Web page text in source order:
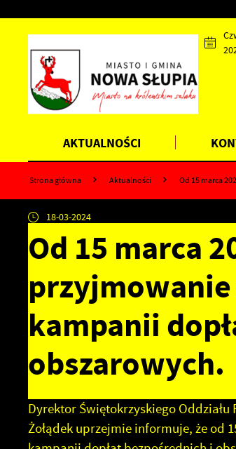
AKTUALNOŚCI
Strona główna Aktualności Od 15 marca
18-03-2024
Od 15 marca
kampanii
obszarowych.
Dyrektor Świętokrzyskiego
Żołądek uprzejmie informuje, że od